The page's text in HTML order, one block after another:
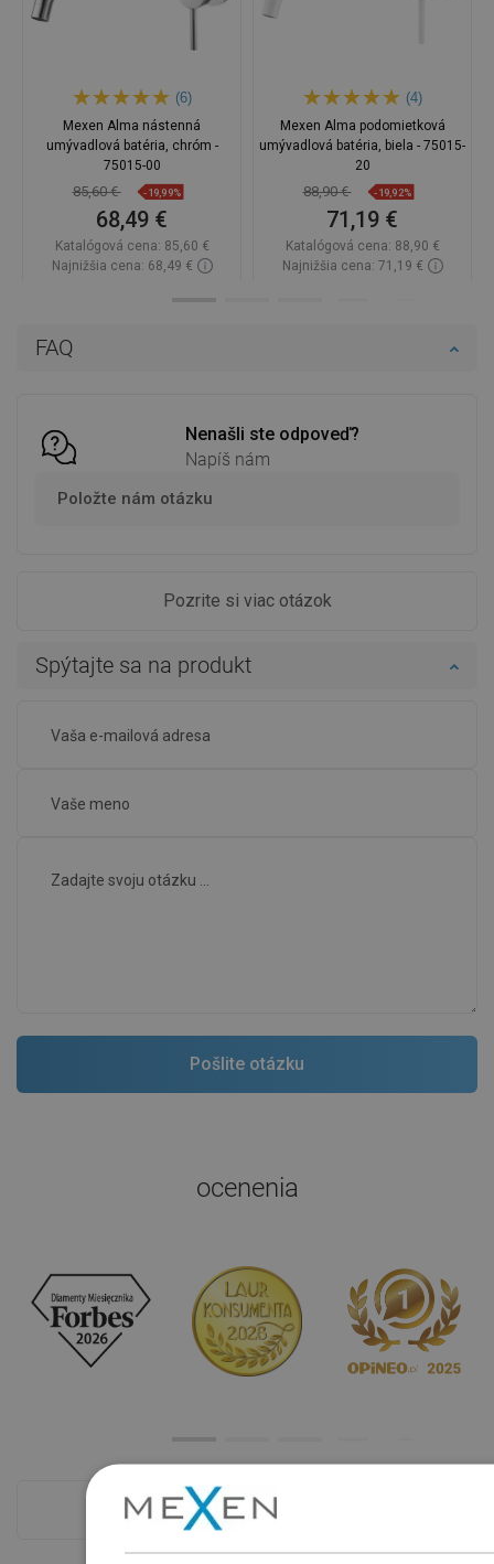
FAQ
Nenašli ste odpoveď?
Napíš nám
Položte nám otázku
Pozrite si viac otázok
Spýtajte sa na produkt
(6)
Mexen Alma nástenná
umývadlová batéria, chróm -
75015-00
85,60 € -19,99%
68,49 €
Katalógová cena: 85,60 €
Najnižšia cena: 68,49 €
(4)
Mexen Alma podomietková
umývadlová batéria, biela - 75015-
20
88,90 € -19,92%
71,19 €
Katalógová cena: 88,90 €
Najnižšia cena: 71,19 €
ocenenia
Pokladňa viac